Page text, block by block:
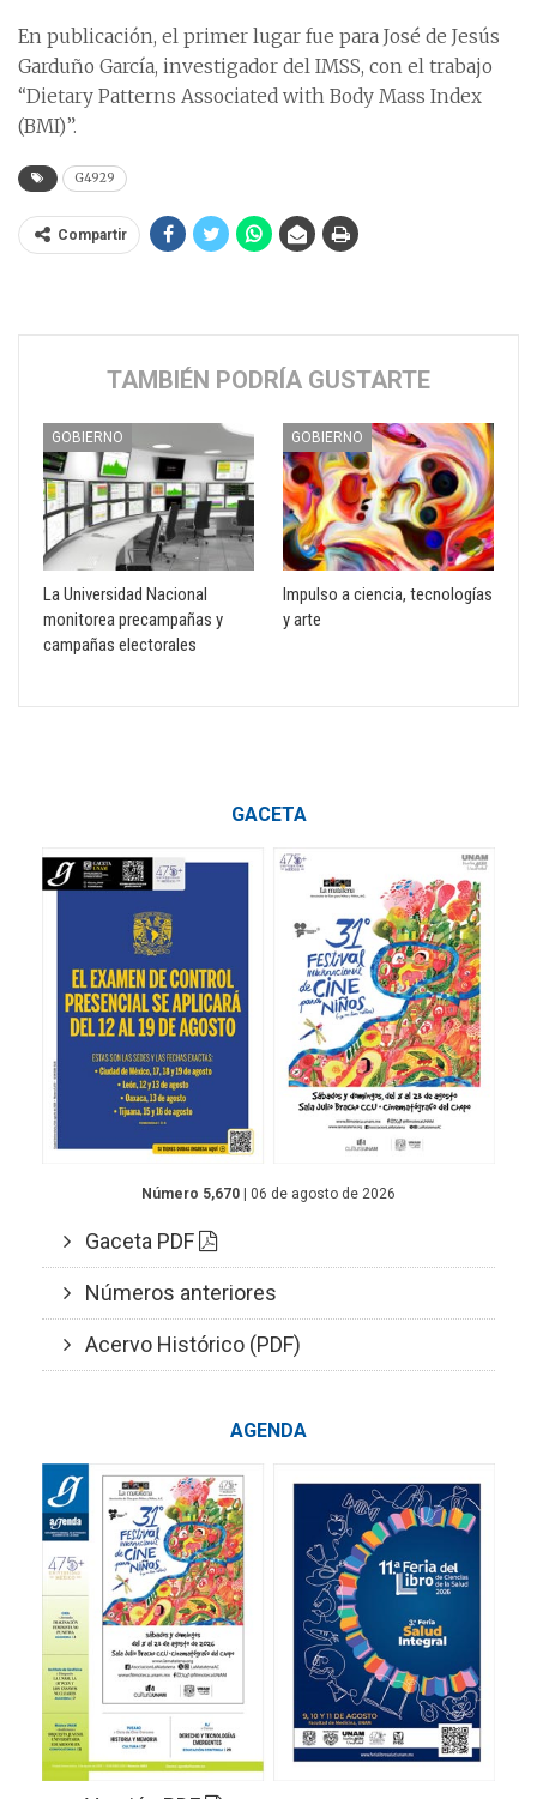
En publicación, el primer lugar fue para José de Jesús
Garduño García, investigador del IMSS, con el trabajo
“Dietary Patterns Associated with Body Mass Index
(BMI)”.
G4929
Compartir
TAMBIÉN PODRÍA GUSTARTE
GOBIERNO
La Universidad Nacional
monitorea precampañas y
campañas electorales
GOBIERNO
Impulso a ciencia, tecnologías
y arte
GACETA
Número 5,670 | 06 de agosto de 2026
Gaceta PDF
Números anteriores
Acervo Histórico (PDF)
AGENDA